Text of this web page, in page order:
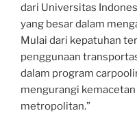
dari Universitas
yang besar dalam
Mulai dari kepatuhan
penggunaan
dalam program
mengurangi
metropolitan.”